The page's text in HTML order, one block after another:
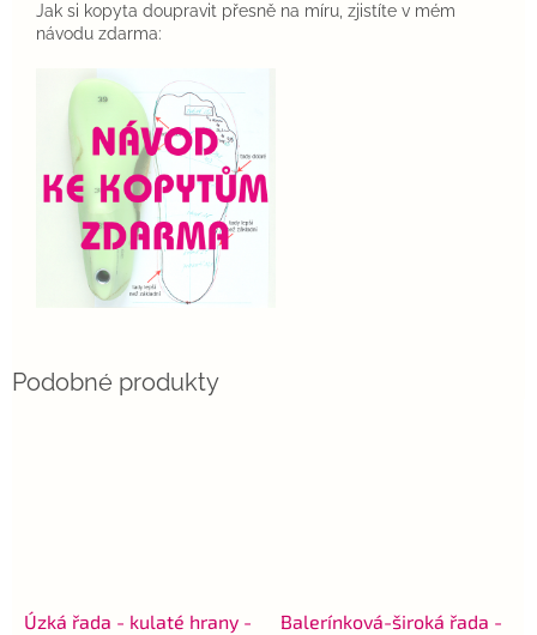
Jak si kopyta doupravit přesně na míru, zjistíte v mém
návodu zdarma:
Úzká řada - kulaté hrany -
Balerínková-široká řada -